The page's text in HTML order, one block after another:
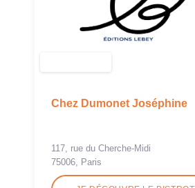
Chez Dumonet Joséphine
117, rue du Cherche-Midi
75006, Paris